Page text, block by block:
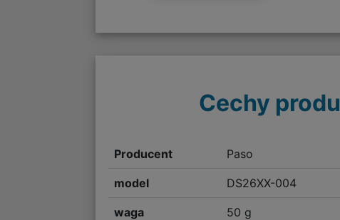
Cechy
Producent Paso
model DS26XX-004
waga 50 g